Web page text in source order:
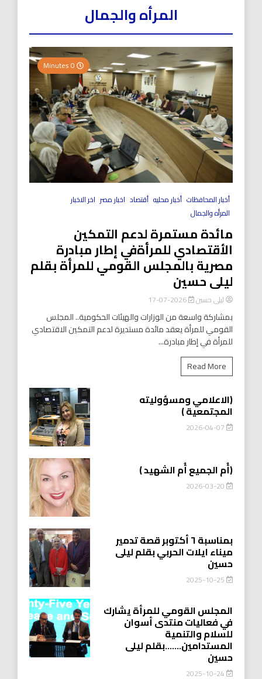
المرأه والجمال
أخبار المحافظات أخبار محليه أقتصاد اخبار مصر اخر الاخبار
المرأه والجمال
مائدة مستمرة لدعم التمكين
الأقتصادي للمرأةفي إطار مبادرة
مصرية بالمجلس القومي للمرأة بقلم
ليلى حسين
ليلى حسين 2026-07-17
بمشاركة واسعة من الوزارات والهيئات الحكومية.. المجلس
القومي للمرأة يعقد مائدة مستديرة لدعم التمكين الاقتصادي
للمرأة في إطار مبادرة...
Read More
(الاعلامي ومسؤوليته
المجتمعية )
2026-04-07
(أُم الجميع أُم الشهيد )
2026-03-20
بمناسبة ٦ أكتوبر قصة تدمير
ميناء ايلات الحربي بقلم ليلى
حسين
2025-10-25
المجلس القومي للمرأة يشارك
في فعاليات منتدى أسوان
للسلام والتنمية
المستدامين…….بقلم ليلى
حسين
2025-10-24